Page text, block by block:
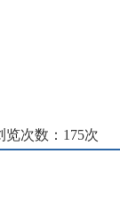
览次数： 175次